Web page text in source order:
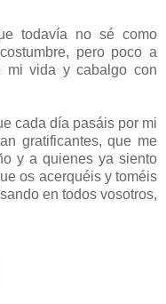
todavía no sé como
pero poco a
mi vida y cabalgo con
cada día pasáis por mi
gratificantes, que me
y a quienes ya siento
os acerquéis y toméis
en todos vosotros,